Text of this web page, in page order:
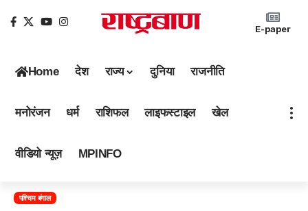
E-paper
Home देश राज्य दुनिया राजनीति
मनोरंजन धर्म राशिफल लाइफस्टाइल खेल
वीडियो न्यूज़ MPINFO
पश्चिम बंगाल